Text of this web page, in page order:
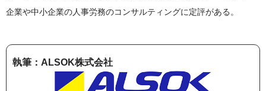
企業や中小企業の人事労務のコンサルティングに定評がある。
執筆：ALSOK株式会社